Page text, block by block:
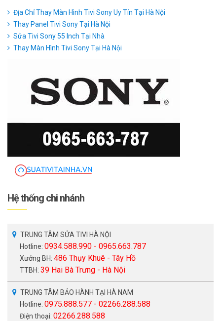
Địa Chỉ Thay Màn Hình Tivi Sony Uy Tín Tại Hà Nội
Thay Panel Tivi Sony Tại Hà Nội
Sửa Tivi Sony 55 Inch Tại Nhà
Thay Màn Hình Tivi Sony Tại Hà Nội
Hệ thống chi nhánh
TRUNG TÂM SỬA TIVI HÀ NỘI
Hotline: 0934.588.990 - 0965.663.787
Xưởng BH: 486 Thụy Khuê - Tây Hồ
TTBH: 39 Hai Bà Trưng - Hà Nội
TRUNG TÂM BẢO HÀNH TẠI HÀ NAM
Hotline: 0975.888.577 - 02266.288.588
Điện thoại: 02266.288.588